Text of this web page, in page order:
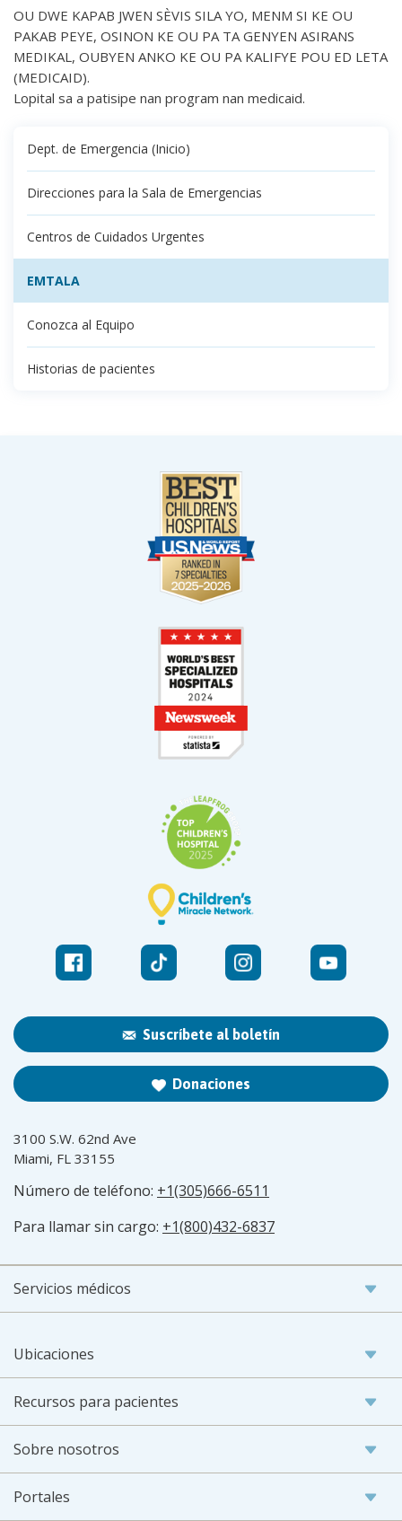
OU DWE KAPAB JWEN SÈVIS SILA YO, MENM SI KE OU
PAKAB PEYE, OSINON KE OU PA TA GENYEN ASIRANS
MEDIKAL, OUBYEN ANKO KE OU PA KALIFYE POU ED LETA
(MEDICAID).
Lopital sa a patisipe nan program nan medicaid.
Dept. de Emergencia (Inicio)
Direcciones para la Sala de Emergencias
Centros de Cuidados Urgentes
EMTALA
Conozca al Equipo
Historias de pacientes
Suscríbete al boletín
Donaciones
3100 S.W. 62nd Ave
Miami, FL 33155
Número de teléfono: +1(305)666-6511
Para llamar sin cargo: +1(800)432-6837
Servicios médicos
Ubicaciones
Recursos para pacientes
Sobre nosotros
Portales